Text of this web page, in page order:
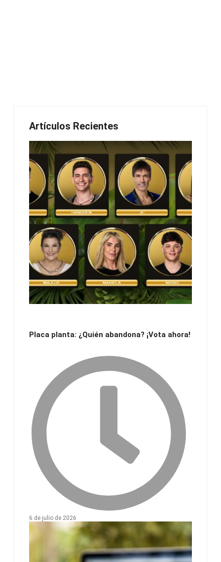
Artículos Recientes
Placa planta: ¿Quién abandona? ¡Vota ahora!
6 de julio de 2026